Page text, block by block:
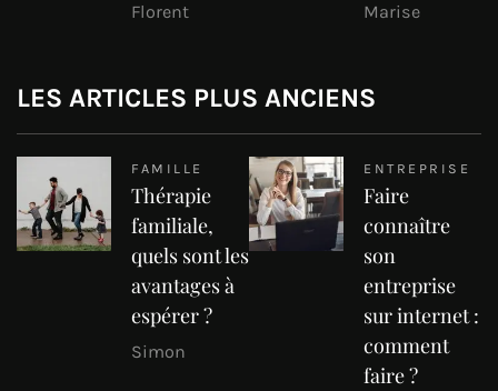
Florent Marise
LES ARTICLES PLUS ANCIENS
FAMILLE
Thérapie
familiale,
quels sont les
avantages à
espérer ?
Simon
ENTREPRISE
Faire
connaître
son
entreprise
sur internet :
comment
faire ?